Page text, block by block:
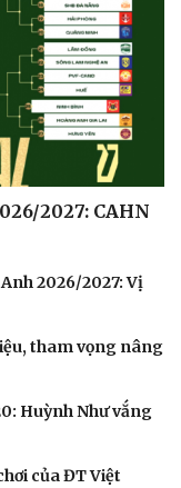
2027: CAHN
2026/2027: Vị
tham vọng nâng
Huỳnh Như vắng
của ĐT Việt